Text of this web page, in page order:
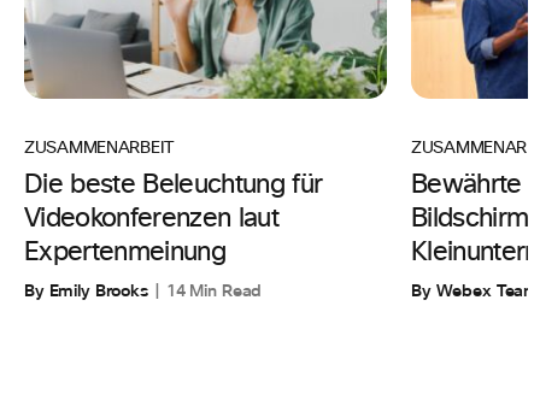
ZUSAMMENARBEIT
Die beste Beleuchtung für
Videokonferenzen laut
Expertenmeinung
By Emily Brooks 14 Min Read
Bewährte
By Webex Team